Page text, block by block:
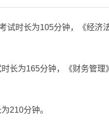
时长为105分钟，《经济
长为165分钟，《财务管
210分钟。